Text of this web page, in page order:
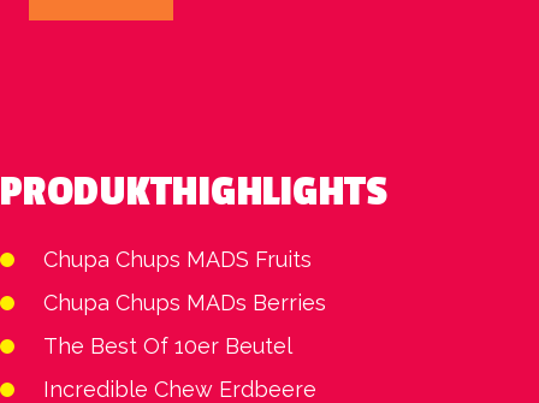
PRODUKTHIGHLIGHTS
Chupa Chups MADS Fruits
Chupa Chups MADs Berries
The Best Of 10er Beutel
Incredible Chew Erdbeere